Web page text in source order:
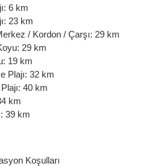
6 km
23 km
/ Kordon / Çarşı: 29 km
29 km
19 km
Plajı: 32 km
40 km
km
39 km
Koşulları